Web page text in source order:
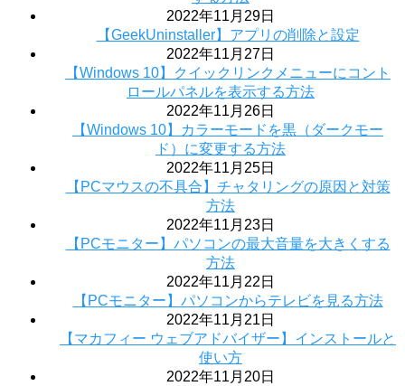
2022年11月29日
【GeekUninstaller】アプリの削除と設定
2022年11月27日
【Windows 10】クイックリンクメニューにコント
ロールパネルを表示する方法
2022年11月26日
【Windows 10】カラーモードを黒（ダークモー
ド）に変更する方法
2022年11月25日
【PCマウスの不具合】チャタリングの原因と対策
方法
2022年11月23日
【PCモニター】パソコンの最大音量を大きくする
方法
2022年11月22日
【PCモニター】パソコンからテレビを見る方法
2022年11月21日
【マカフィー ウェブアドバイザー】インストールと
使い方
2022年11月20日